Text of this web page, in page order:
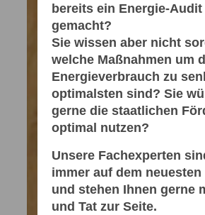
bereits ein Energie-Audit
gemacht?
Sie wissen aber nicht
welche Maßnahmen um
Energieverbrauch zu
optimalsten sind? Sie
gerne die staatlichen
optimal nutzen?
Unsere Fachexperten
immer auf dem neuesten
und stehen Ihnen gerne
und Tat zur Seite.